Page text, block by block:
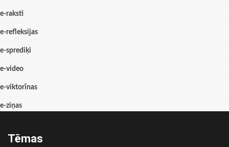
e-raksti
e-refleksijas
e-sprediķi
e-video
e-viktorīnas
e-ziņas
Tēmas